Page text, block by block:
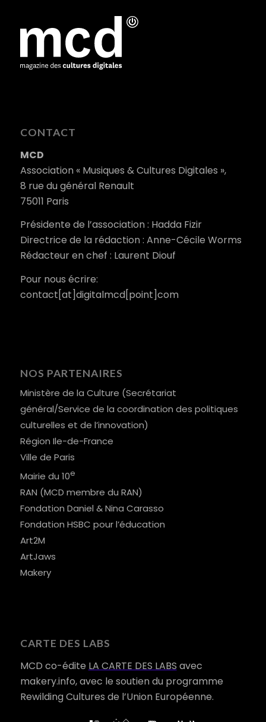
CONTACT
MCD
Association « Musiques & Cultures Digitales »,
8 rue du général Renault
75011 Paris
Présidente de l’association : Hadda Fizir
Directrice de la rédaction : Anne-Cécile Worms
Rédacteur en chef : Laurent Diouf
Pour nous écrire:
contact[at]digitalmcd[point]com
NOS PARTENAIRES
Ministère de la Culture (Secrétariat
général/Service de la coordination des politiques
culturelles et de l’innovation)
Région Ile-de-France
Ville de Paris
Mairie du 10e
RAN (MCD membre du RAN)
Fondation Daniel & Nina Carasso
Fondation HSBC pour l’éducation
Art2M
ArtJaws
Makery
CARTE DES LABS
MCD co-édite LA CARTE DES LABS avec
makery.info, avec le soutien du programme
Rewilding Cultures de l’Union Européenne.